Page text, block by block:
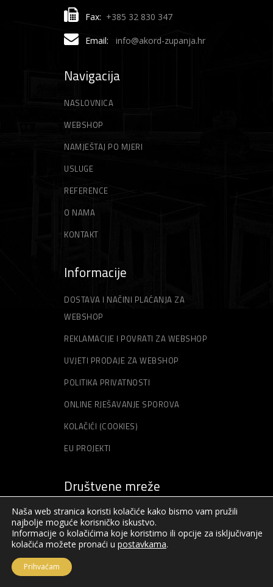
Fax: +385 32 830 347
Email: info@akord-zupanja.hr
Navigacija
NASLOVNICA
WEBSHOP
NAMJEŠTAJ PO MJERI
USLUGE
REFERENCE
O NAMA
KONTAKT
Informacije
DOSTAVA I NAČINI PLAĆANJA ZA
WEBSHOP
REKLAMACIJE I POVRATI ZA WEBSHOP
UVJETI PRODAJE ZA WEBSHOP
POLITIKA PRIVATNOSTI
ONLINE RJEŠAVANJE SPOROVA
KOLAČIĆI (COOKIES)
EU PROJEKTI
Društvene mreže
© Sva prava pridržana – Akord – 2019
Naša web stranica koristi kolačiće kako bismo vam pružili
najbolje moguće korisničko iskustvo.
Informacije o kolačićima koje koristimo ili opcije za isključivanje
kolačića možete pronaći u postavkama.
Prihvaćam